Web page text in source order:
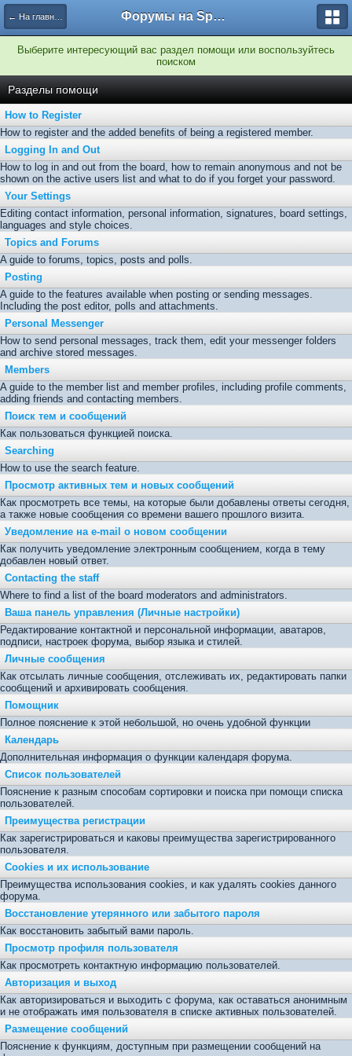
← На главную Форумы на Sportbox.ru
Выберите интересующий вас раздел помощи или воспользуйтесь
поиском
Разделы помощи
How to Register
How to register and the added benefits of being a registered member.
Logging In and Out
How to log in and out from the board, how to remain anonymous and not be
shown on the active users list and what to do if you forget your password.
Your Settings
Editing contact information, personal information, signatures, board settings,
languages and style choices.
Topics and Forums
A guide to forums, topics, posts and polls.
Posting
A guide to the features available when posting or sending messages.
Including the post editor, polls and attachments.
Personal Messenger
How to send personal messages, track them, edit your messenger folders
and archive stored messages.
Members
A guide to the member list and member profiles, including profile comments,
adding friends and contacting members.
Поиск тем и сообщений
Как пользоваться функцией поиска.
Searching
How to use the search feature.
Просмотр активных тем и новых сообщений
Как просмотреть все темы, на которые были добавлены ответы сегодня,
а также новые сообщения со времени вашего прошлого визита.
Уведомление на е-mail о новом сообщении
Как получить уведомление электронным сообщением, когда в тему
добавлен новый ответ.
Contacting the staff
Where to find a list of the board moderators and administrators.
Ваша панель управления (Личные настройки)
Редактирование контактной и персональной информации, аватаров,
подписи, настроек форума, выбор языка и стилей.
Личные сообщения
Как отсылать личные сообщения, отслеживать их, редактировать папки
сообщений и архивировать сообщения.
Помощник
Полное пояснение к этой небольшой, но очень удобной функции
Календарь
Дополнительная информация о функции календаря форума.
Список пользователей
Пояснение к разным способам сортировки и поиска при помощи списка
пользователей.
Преимущества регистрации
Как зарегистрироваться и каковы преимущества зарегистрированного
пользователя.
Cookies и их использование
Преимущества использования cookies, и как удалять cookies данного
форума.
Восстановление утерянного или забытого пароля
Как восстановить забытый вами пароль.
Просмотр профиля пользователя
Как просмотреть контактную информацию пользователей.
Авторизация и выход
Как авторизироваться и выходить с форума, как оставаться анонимным
и не отображать имя пользователя в списке активных пользователей.
Размещение сообщений
Пояснение к функциям, доступным при размещении сообщений на